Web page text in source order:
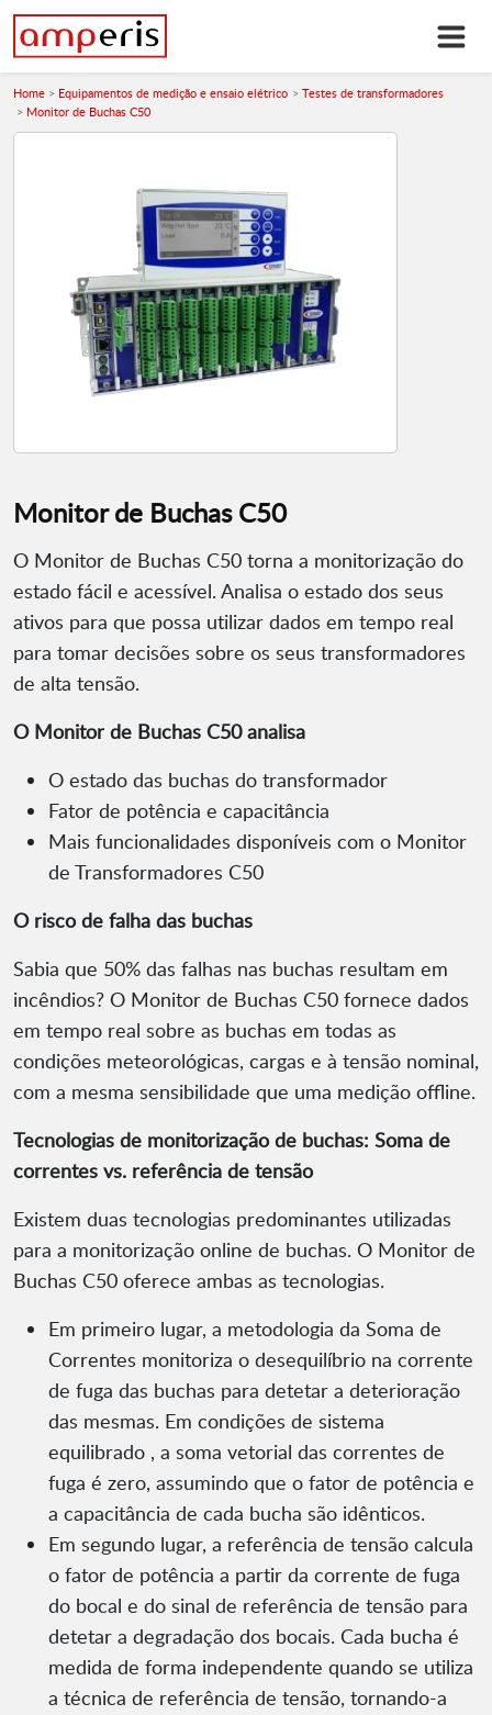
Home Equipamentos de medição e ensaio elétrico
Testes de transformadores
Monitor de Buchas C50
Monitor de Buchas C50
O Monitor de Buchas C50 torna a monitorização do
estado fácil e acessível. Analisa o estado dos seus
ativos para que possa utilizar dados em tempo real
para tomar decisões sobre os seus transformadores
de alta tensão.
O Monitor de Buchas C50 analisa
O estado das buchas do transformador
Fator de potência e capacitância
Mais funcionalidades disponíveis com o Monitor
de Transformadores C50
O risco de falha das buchas
Sabia que 50% das falhas nas buchas resultam em
incêndios? O Monitor de Buchas C50 fornece dados
em tempo real sobre as buchas em todas as
condições meteorológicas, cargas e à tensão nominal,
com a mesma sensibilidade que uma medição offline.
Tecnologias de monitorização de buchas: Soma de
correntes vs. referência de tensão
Existem duas tecnologias predominantes utilizadas
para a monitorização online de buchas. O Monitor de
Buchas C50 oferece ambas as tecnologias.
Em primeiro lugar, a metodologia da Soma de
Correntes monitoriza o desequilíbrio na corrente
de fuga das buchas para detetar a deterioração
das mesmas. Em condições de sistema
equilibrado , a soma vetorial das correntes de
fuga é zero, assumindo que o fator de potência e
a capacitância de cada bucha são idênticos.
Em segundo lugar, a referência de tensão calcula
o fator de potência a partir da corrente de fuga
do bocal e do sinal de referência de tensão para
detetar a degradação dos bocais. Cada bucha é
medida de forma independente quando se utiliza
a técnica de referência de tensão, tornando-a